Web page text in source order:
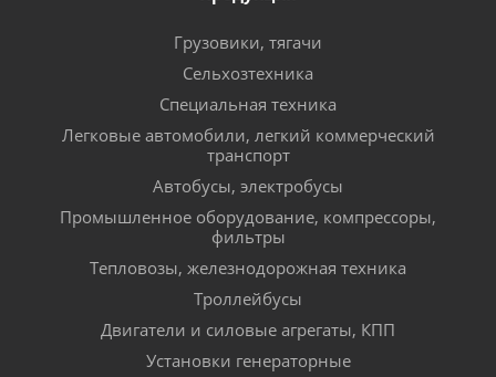
Грузовики, тягачи
Сельхозтехника
Специальная техника
Легковые автомобили, легкий коммерческий
транспорт
Автобусы, электробусы
Промышленное оборудование, компрессоры,
фильтры
Тепловозы, железнодорожная техника
Троллейбусы
Двигатели и силовые агрегаты, КПП
Установки генераторные